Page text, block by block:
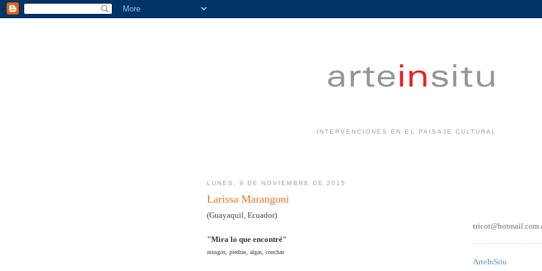
INTERVENCIONES EN EL PAISAJE CULTURAL
LUNES, 9 DE NOVIEMBRE DE 2015
Larissa Marangoni
(Guayaquil, Ecuador)
"Mira lo que encontré"
musgos, piedras, algas, conchas
ArteInSitu